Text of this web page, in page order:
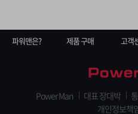
파워맨은? 제품 구매 고객
Power Man 대표 장대박
개인정보책